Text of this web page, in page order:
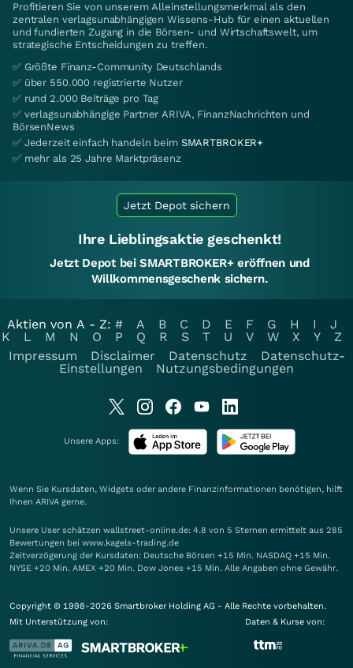
Profitieren Sie von unserem Alleinstellungsmerkmal als den
zentralen verlagsunabhängigen Wissens-Hub für einen aktuellen
und fundierten Zugang in die Börsen- und Wirtschaftswelt, um
strategische Entscheidungen zu treffen.
✅ Größte Finanz-Community Deutschlands
✅ über 550.000 registrierte Nutzer
✅ rund 2.000 Beiträge pro Tag
✅ verlagsunabhängige Partner ARIVA, FinanzNachrichten und
BörsenNews
✅ Jederzeit einfach handeln beim SMARTBROKER+
✅ mehr als 25 Jahre Marktpräsenz
Jetzt Depot sichern
Ihre Lieblingsaktie geschenkt!
Jetzt Depot bei SMARTBROKER+ eröffnen und
Willkommensgeschenk sichern.
Aktien von A - Z: # A B C D E F G H I
J
K
L M N O P Q R S T U V W X Y
Z
Impressum
Disclaimer Datenschutz
Datenschutz-
Einstellungen
Nutzungsbedingungen
Unsere Apps:
Wenn Sie Kursdaten, Widgets oder andere Finanzinformationen benötigen, hilft
Ihnen ARIVA gerne.
Unsere User schätzen wallstreet-online.de: 4.8 von 5 Sternen ermittelt aus 285
Bewertungen bei www.kagels-trading.de
Zeitverzögerung der Kursdaten: Deutsche Börsen +15 Min. NASDAQ +15 Min.
NYSE +20 Min. AMEX +20 Min. Dow Jones +15 Min. Alle Angaben ohne Gewähr.
Copyright © 1998-2026 Smartbroker Holding AG - Alle Rechte vorbehalten.
Mit Unterstützung von:
Daten & Kurse von: